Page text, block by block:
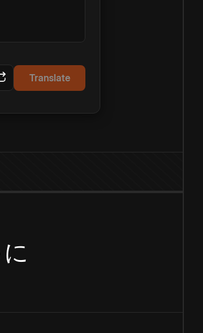
Translate
に